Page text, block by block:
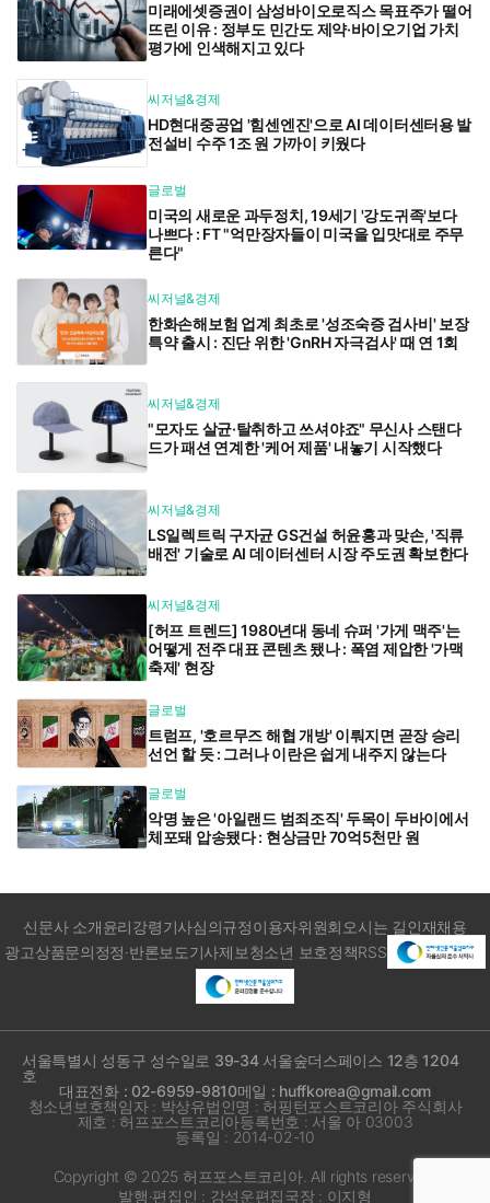
미래에셋증권이 삼성바이오로직스 목표주가 떨어
뜨린 이유 : 정부도 민간도 제약·바이오기업 가치
평가에 인색해지고 있다
씨저널&경제
HD현대중공업 '힘센엔진'으로 AI 데이터센터용 발
전설비 수주 1조 원 가까이 키웠다
글로벌
미국의 새로운 과두정치, 19세기 '강도귀족'보다
나쁘다 : FT "억만장자들이 미국을 입맛대로 주무
른다"
씨저널&경제
한화손해보험 업계 최초로 '성조숙증 검사비' 보장
특약 출시 : 진단 위한 'GnRH 자극검사' 때 연 1회
씨저널&경제
"모자도 살균·탈취하고 쓰셔야죠" 무신사 스탠다
드가 패션 연계한 '케어 제품' 내놓기 시작했다
씨저널&경제
LS일렉트릭 구자균 GS건설 허윤홍과 맞손, '직류
배전' 기술로 AI 데이터센터 시장 주도권 확보한다
씨저널&경제
[허프 트렌드] 1980년대 동네 슈퍼 '가게 맥주'는
어떻게 전주 대표 콘텐츠 됐나 : 폭염 제압한 '가맥
축제' 현장
글로벌
트럼프, '호르무즈 해협 개방' 이뤄지면 곧장 승리
선언 할 듯 : 그러나 이란은 쉽게 내주지 않는다
글로벌
악명 높은 '아일랜드 범죄조직' 두목이 두바이에서
체포돼 압송됐다 : 현상금만 70억5천만 원
신문사 소개윤리강령기사심의규정이용자위원회 오시는 길인재채용
광고상품문의정정·반론보도기사제보청소년 보호정책RSS
서울특별시 성동구 성수일로 39-34 서울숲더스페이스 12층 1204
호
대표전화 : 02-6959-9810메일 : huffkorea@gmail.com
청소년보호책임자 : 박상유법인명 : 허핑턴포스트코리아 주식회사
제호 : 허프포스트코리아등록번호 : 서울 아 03003
등록일 : 2014-02-10
Copyright © 2025 허프포스트코리아. All rights reserved.
발행·편집인 : 강석운편집국장 : 이지형